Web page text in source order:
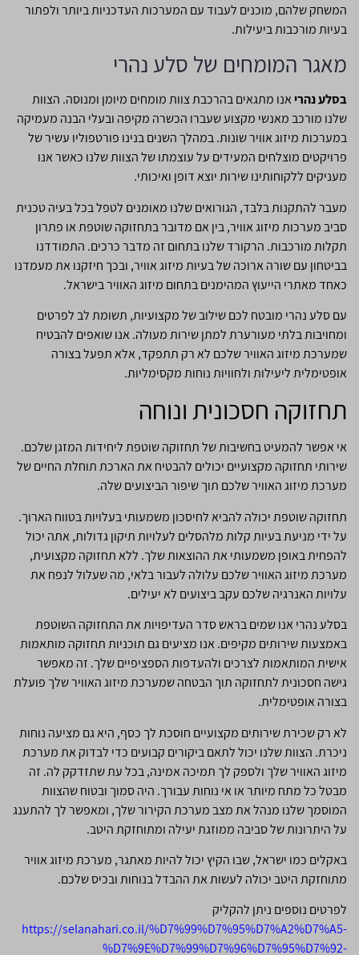
המשחק שלהם, מוכנים לעבוד עם המערכות העדכניות ביותר ולפתור
בעיות מורכבות ביעילות.
מאגר המומחים של סלע נהרי
בסלע נהריאנו מתגאים בהרכבת צוות מומחים מיומן ומנוסה. הצוות
שלנו מורכב מאנשי מקצוע שעברו הכשרה מקיפה ובעלי הבנה מעמיקה
במערכות מיזוג אוויר שונות. במהלך השנים בנינו פורטפוליו עשיר של
פרויקטים מוצלחים המעידים על עוצמתו של הצוות שלנו כאשר אנו
מעניקים ללקוחותינו שירות יוצא דופן ואיכותי.
מעבר להתקנות בלבד, הגורואים שלנו מאומנים לטפל בכל בעיה טכנית
סביב מערכות מיזוג אוויר, בין אם מדובר בתחזוקה שוטפת או פתרון
תקלות מורכבות. הרקורד שלנו בתחום זה מדבר כרכים. התמודדנו
בביטחון עם שורה ארוכה של בעיות מיזוג אוויר, ובכך חיזקנו את מעמדנו
כאחד מאתרי הייעוץ המהימנים בתחום מיזוג האוויר בישראל.
עם סלע נהרי מובטח לכם שילוב של מקצועיות, תשומת לב לפרטים
ומחויבות בלתי מעורערת למתן שירות מעולה. אנו שואפים להבטיח
שמערכת מיזוג האוויר שלכם לא רק תתפקד, אלא תפעל בצורה
אופטימלית ליעילות ולחוויות נוחות מקסימליות.
תחזוקה חסכונית ונוחה
אי אפשר להמעיט בחשיבות של תחזוקה שוטפת ליחידות המזגן שלכם.
שירותי תחזוקה מקצועיים יכולים להבטיח את הארכת תוחלת החיים של
מערכת מיזוג האוויר שלכם תוך שיפור הביצועים שלה.
תחזוקה שוטפת יכולה להביא לחיסכון משמעותי בעלויות בטווח הארוך.
על ידי מניעת בעיות קלות מלהסלים לעלויות תיקון גדולות, אתה יכול
להפחית באופן משמעותי את ההוצאות שלך. ללא תחזוקה מקצועית,
מערכת מיזוג האוויר שלכם עלולה לעבור בלאי, מה שעלול לנפח את
עלויות האנרגיה שלכם עקב ביצועים לא יעילים.
בסלע נהרי אנו שמים בראש סדר העדיפויות את התחזוקה השוטפת
באמצעות שירותים מקיפים. אנו מציעים גם תוכניות תחזוקה מותאמות
אישית המותאמות לצרכים ולהעדפות הספציפיים שלך. זה מאפשר
גישה חסכונית לתחזוקה תוך הבטחה שמערכת מיזוג האוויר שלך פועלת
בצורה אופטימלית.
לא רק שכירת שירותים מקצועיים חוסכת לך כסף, היא גם מציעה נוחות
ניכרת. הצוות שלנו יכול לתאם ביקורים קבועים כדי לבדוק את מערכת
מיזוג האוויר שלך ולספק לך תמיכה אמינה, בכל עת שתזדקק לה. זה
מבטל כל מתח מיותר או אי נוחות עבורך. היה סמוך ובטוח שהצוות
המוסמך שלנו מנהל את מצב מערכת הקירור שלך, ומאפשר לך להתענג
על היתרונות של סביבה ממוזגת יעילה ומתוחזקת היטב.
באקלים כמו ישראל, שבו הקיץ יכול להיות מאתגר, מערכת מיזוג אוויר
מתוחזקת היטב יכולה לעשות את ההבדל בנוחות ובכיס שלכם.
לפרטים נוספים ניתן להקליק
https://selanahari.co.il/%D7%99%D7%95%D7%A2%D7%A5-
%D7%9E%D7%99%D7%96%D7%95%D7%92-